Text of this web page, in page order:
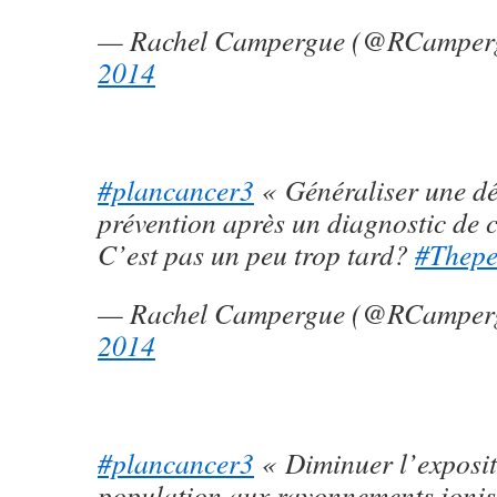
— Rachel Campergue
2014
#plancancer3 « Généraliser une
prévention après un diagnostic
C’est pas un peu trop tard?
— Rachel Campergue
2014
#plancancer3 « Diminuer